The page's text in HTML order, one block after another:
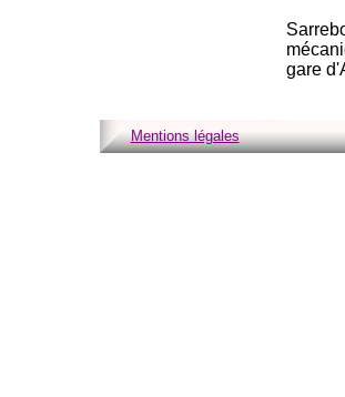
gare
Mentions légales